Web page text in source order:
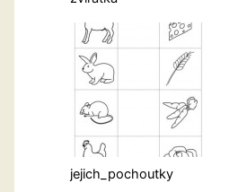
jejich_pochoutky